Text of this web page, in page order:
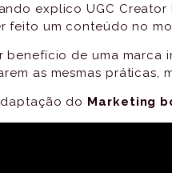
explico UGC
feito um conteúdo no
benefício de uma
as mesmas práticas,
do Marketing